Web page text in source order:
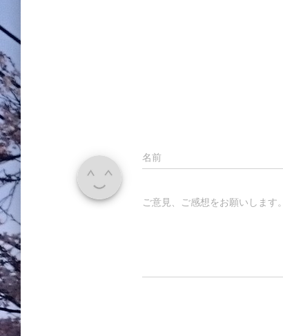
名前
ご意見、ご感想をお願いします。